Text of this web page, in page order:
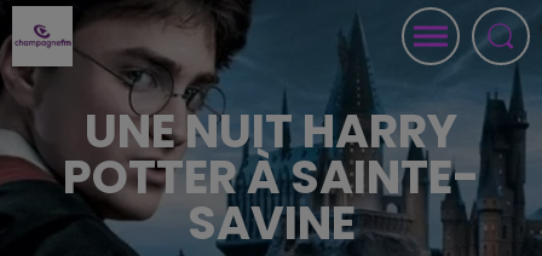
UNE NUIT HARRY
POTTER À SAINTE-
SAVINE